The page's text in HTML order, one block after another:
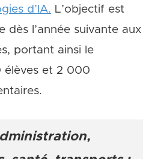
d’IA. L’objectif est
dès l’année suivante aux
portant ainsi le
élèves et 2 000